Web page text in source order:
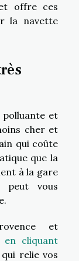
offre ces
la navette
et
cher et
qui coûte
que la
à la gare
peut vous
et
en cliquant
relie vos